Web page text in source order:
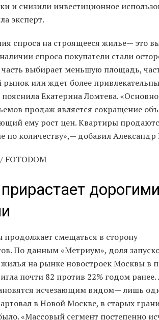
и снизили инвестиционное
эксперт.
спроса на строящееся жилье— это
спроса покупатели стали
выбирает меньшую площадь,
рынок или ждет более
Екатерина Ломтева.
продаж является сокращение
ему рост цен. Квартиры
по количеству»,— добавил
смещаться в сторону
По данным «Метриум», доля
на рынке новостроек Москвы в
почти 82 против 22% годом ранее.
исчезающим видом— лишь
в Новой Москве, в старых
«Массовый сегмент постепенно